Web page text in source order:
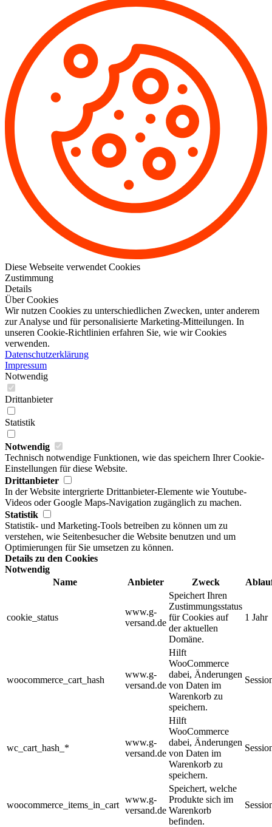
Diese Webseite verwendet Cookies
Zustimmung
Details
Über Cookies
Wir nutzen Cookies zu unterschiedlichen Zwecken, unter anderem
zur Analyse und für personalisierte Marketing-Mitteilungen. In
unseren Cookie-Richtlinien erfahren Sie, wie wir Cookies
verwenden.
Datenschutzerklärung
Impressum
Notwendig
Drittanbieter
Statistik
Notwendig
Technisch notwendige Funktionen, wie das speichern Ihrer Cookie-
Einstellungen für diese Website.
Drittanbieter
In der Website intergrierte Drittanbieter-Elemente wie Youtube-
Videos oder Google Maps-Navigation zugänglich zu machen.
Statistik
Statistik- und Marketing-Tools betreiben zu können um zu
verstehen, wie Seitenbesucher die Website benutzen und um
Optimierungen für Sie umsetzen zu können.
Details zu den Cookies
Notwendig
Name
Anbieter Zweck
cookie_status
www.g-
versand.de
Speichert Ihren
Zustimmungsstatus
für Cookies auf
der aktuellen
Domäne.
1 Jahr
woocommerce_cart_hash
www.g-
versand.de
Hilft
WooCommerce
dabei, Änderungen
von Daten im
Warenkorb zu
speichern.
wc_cart_hash_*
www.g-
versand.de
Hilft
WooCommerce
dabei, Änderungen
von Daten im
Warenkorb zu
speichern.
woocommerce_items_in_cart
www.g-
versand.de
Speichert, welche
Produkte sich im
Warenkorb
befinden.